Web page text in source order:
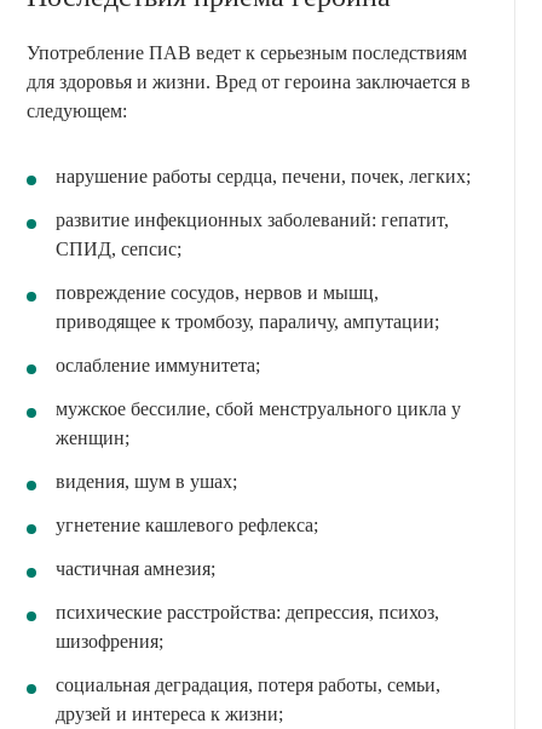
Употребление ПАВ ведет к серьезным последствиям
для здоровья и жизни. Вред от героина заключается в
следующем:
нарушение работы сердца, печени, почек, легких;
развитие инфекционных заболеваний: гепатит,
СПИД, сепсис;
повреждение сосудов, нервов и мышц,
приводящее к тромбозу, параличу, ампутации;
ослабление иммунитета;
мужское бессилие, сбой менструального цикла у
женщин;
видения, шум в ушах;
угнетение кашлевого рефлекса;
частичная амнезия;
психические расстройства: депрессия, психоз,
шизофрения;
социальная деградация, потеря работы, семьи,
друзей и интереса к жизни;